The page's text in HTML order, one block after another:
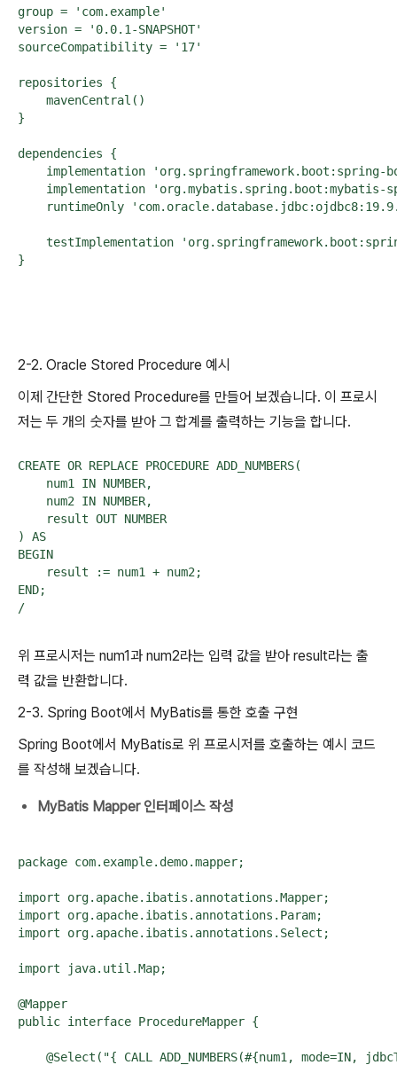
group = 'com.example'
version = '0.0.1-SNAPSHOT'
sourceCompatibility = '17'
repositories {
    mavenCentral()
}
dependencies {
implementation 'org.springframework.boot:spring-
implementation 'org.mybatis.spring.boot:mybatis-
runtimeOnly
testImplementation
}
2-2. Oracle Stored Procedure 예시
이제 간단한 Stored Procedure를 만들어 보겠습니다. 이 프로시
저는 두 개의 숫자를 받아 그 합계를 출력하는 기능을 합니다.
CREATE OR REPLACE PROCEDURE ADD_NUMBERS(
    num1 IN NUMBER,
    num2 IN NUMBER,
    result OUT NUMBER
) AS
BEGIN
    result := num1 + num2;
END;
/
위 프로시저는 num1과 num2라는 입력 값을 받아 result라는 출
력 값을 반환합니다.
2-3. Spring Boot에서 MyBatis를 통한 호출 구현
Spring Boot에서 MyBatis로 위 프로시저를 호출하는 예시 코드
를 작성해 보겠습니다.
MyBatis Mapper 인터페이스 작성
package com.example.demo.mapper;
import org.apache.ibatis.annotations.Mapper;
import org.apache.ibatis.annotations.Param;
import org.apache.ibatis.annotations.Select;
import java.util.Map;
@Mapper
public interface ProcedureMapper {
@Select("{ CALL ADD_NUMBERS(#{num1, mode=IN,